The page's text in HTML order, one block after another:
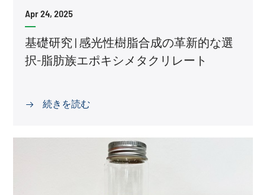
Apr 24, 2025
基礎研究 | 感光性樹脂合成の革新的な選
択-脂肪族エポキシメタクリレート
 続きを読む